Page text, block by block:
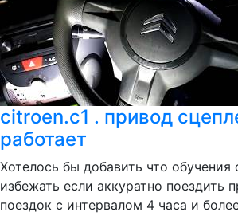
citroen.c1 . привод
работает
Хотелось бы добавить что
избежать если аккуратно поездить
поездок с интервалом 4 часа и